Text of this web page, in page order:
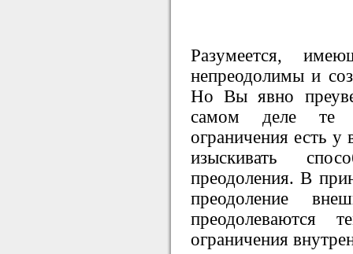
Разумеется,
непреодолимы и
Но Вы явно
самом деле те
ограничения есть у
изыскивать
преодоления. В
преодоление
преодолеваются
ограничения